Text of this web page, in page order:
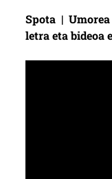
Spota |
letra eta bideoa